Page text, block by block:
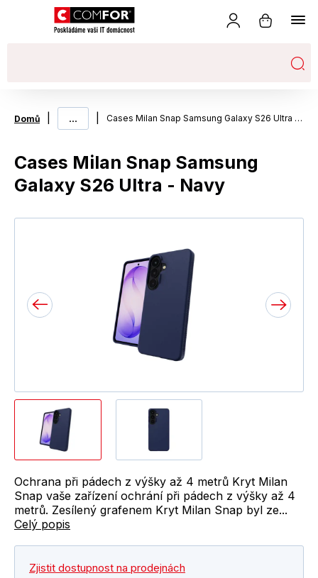
Domů ... Cases Milan Snap Samsung Galaxy S26 Ultra - Navy
Cases Milan Snap Samsung
Galaxy S26 Ultra - Navy
Ochrana při pádech z výšky až 4 metrů Kryt Milan
Snap vaše zařízení ochrání při pádech z výšky až 4
metrů. Zesílený grafenem Kryt Milan Snap byl ze...
Celý popis
Zjistit dostupnost na prodejnách